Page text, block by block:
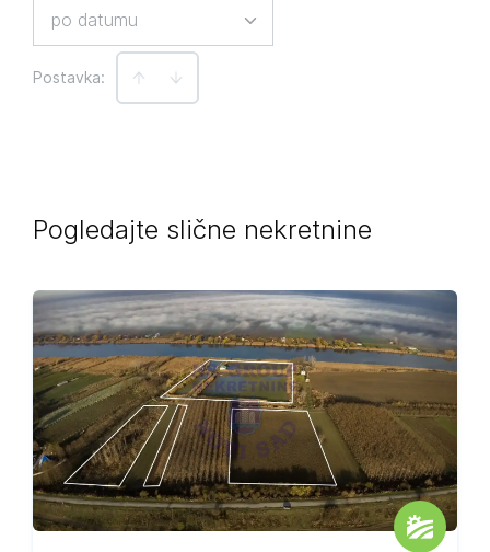
Postavka:
po datumu
Pogledajte slične nekretnine
Ekskluzivna ponuda